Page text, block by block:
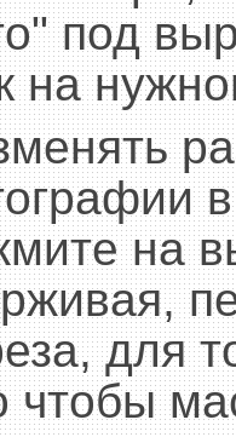
под
на
на
для
чтобы